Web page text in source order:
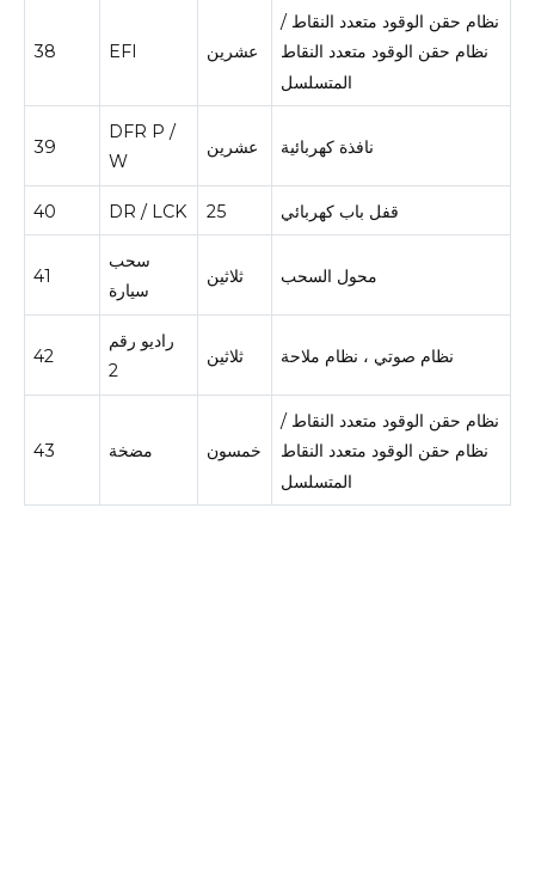
38 EFI عشرين
نظام حقن الوقود متعدد النقاط /
نظام حقن الوقود متعدد النقاط
المتسلسل
39
DFR P /
W
عشرين نافذة كهربائية
40 DR / LCK 25 قفل باب كهربائي
41
سحب
سيارة
ثلاثين محول السحب
42
راديو رقم
2
ثلاثين نظام صوتي ، نظام ملاحة
43 مضخة خمسون
نظام حقن الوقود متعدد النقاط /
نظام حقن الوقود متعدد النقاط
المتسلسل